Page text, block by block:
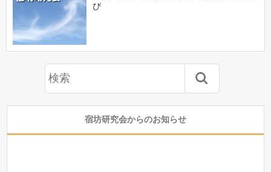
び
宿坊研究会からのお知らせ